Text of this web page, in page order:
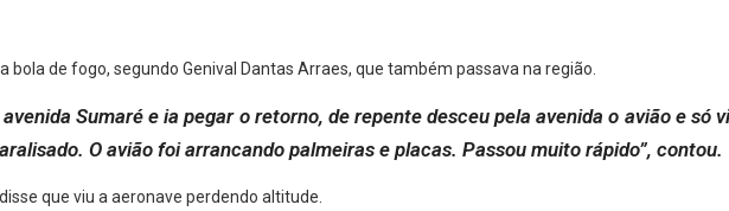
bola de fogo, segundo Genival Dantas Arraes, que também passava na região.
Sumaré e ia pegar o retorno, de repente desceu pela avenida o avião e só
O avião foi arrancando palmeiras e placas. Passou muito rápido”, contou.
que viu a aeronave perdendo altitude.